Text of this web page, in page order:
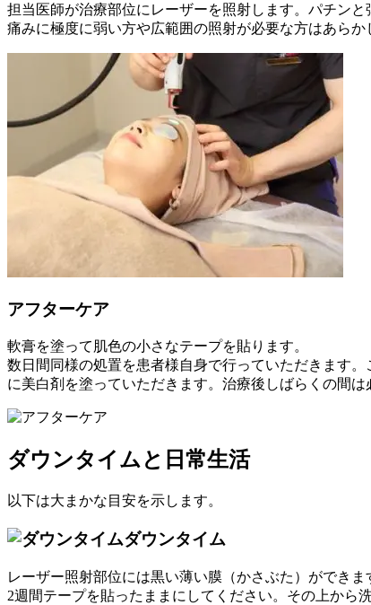
担当医師が治療部位にレーザーを照射します。パチン
痛みに極度に弱い方や広範囲の照射が必要な方はあら
アフターケア
軟膏を塗って肌色の小さなテープを貼ります。
数日間同様の処置を患者様自身で行っていただきます
に美白剤を塗っていただきます。治療後しばらくの間は
ダウンタイムと日常生活
以下は大まかな目安を示します。
ダウンタイム
レーザー照射部位には黒い薄い膜（かさぶた）ができま
2週間テープを貼ったままにしてください。その上から